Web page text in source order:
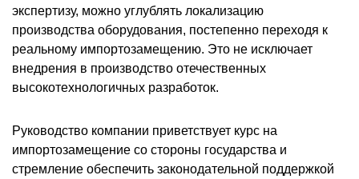
экспертизу, можно углублять локализацию
производства оборудования, постепенно переходя к
реальному импортозамещению. Это не исключает
внедрения в производство отечественных
высокотехнологичных разработок.
Руководство компании приветствует курс на
импортозамещение со стороны государства и
стремление обеспечить законодательной поддержкой